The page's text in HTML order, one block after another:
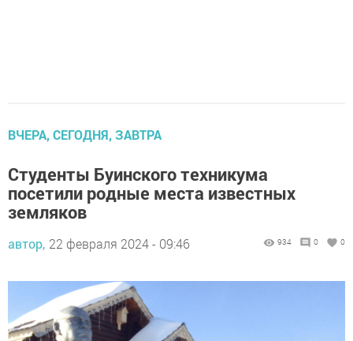
ВЧЕРА, СЕГОДНЯ, ЗАВТРА
Студенты Буинского техникума
посетили родные места известных
земляков
автор, 22 февраля 2024 - 09:46 934 0 0